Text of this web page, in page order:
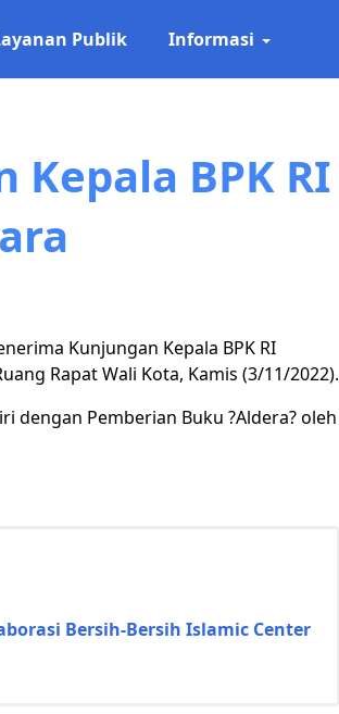
Publik Informasi
BPK RI
Kunjungan Kepala BPK RI
Rapat Wali Kota, Kamis (3/11/2022).
dengan Pemberian Buku ?Aldera? oleh
Bersih-Bersih Islamic Center